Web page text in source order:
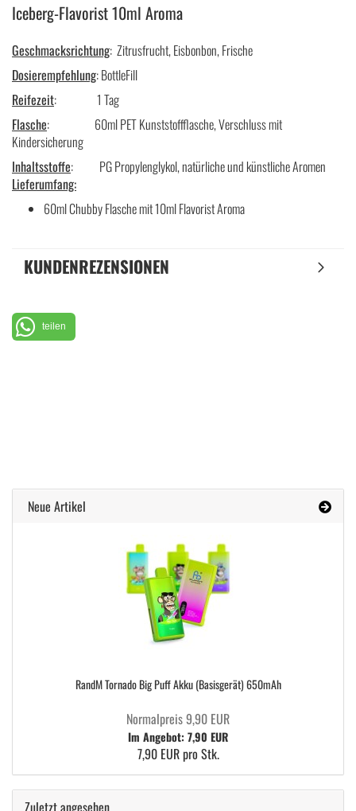
Iceberg-Flavorist 10ml Aroma
Geschmacksrichtung: Zitrusfrucht, Eisbonbon, Frische
Dosierempfehlung: BottleFill
Reifezeit: 1 Tag
Flasche: 60ml PET Kunststoffflasche, Verschluss mit
Kindersicherung
Inhaltsstoffe: PG Propylenglykol, natürliche und künstliche Aromen
Lieferumfang:
60ml Chubby Flasche mit 10ml Flavorist Aroma
KUNDENREZENSIONEN
teilen
Neue Artikel
RandM Tornado Big Puff Akku (Basisgerät) 650mAh
Normalpreis 9,90 EUR
Im Angebot: 7,90 EUR
7,90 EUR pro Stk.
Zuletzt angesehen